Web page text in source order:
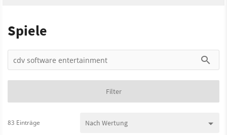
Spiele
Filter
83 Einträge